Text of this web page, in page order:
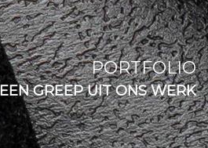
PORTFOLIO
EEN GREEP UIT ONS WERK